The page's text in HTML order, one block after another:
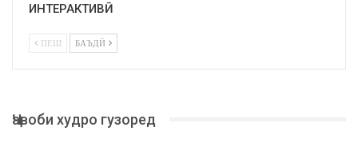
ИНТЕРАКТИВӢ
ПЕШ БАЪДӢ
Ҷавоби худро гузоред